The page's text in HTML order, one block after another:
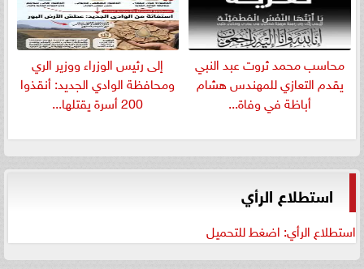
​محاسب محمد ثروت عبد النبي
يقدم التعازي للمهندس هشام
أباظة في وفاة...
إلى رئيس الوزراء ووزير الري
ومحافظة الوادي الجديد: أنقذوا
200 أسرة يقتلها...
استطلاع الرأي
استطلاع الرأي: اضغط للتحميل